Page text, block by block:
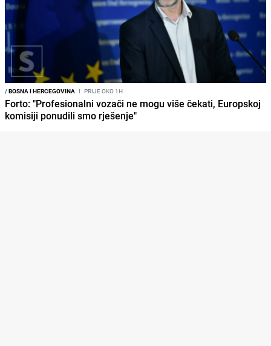
/BOSNA I HERCEGOVINA I PRIJE OKO 1H
Forto: "Profesionalni vozači ne mogu više čekati, Europskoj
komisiji ponudili smo rješenje"